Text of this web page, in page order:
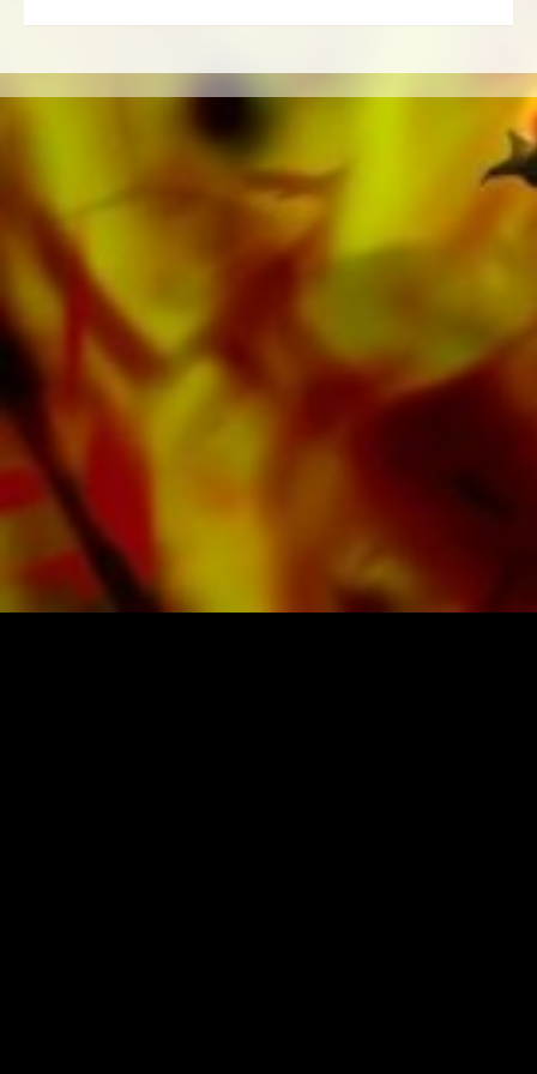
Band, Blasorchester, Jugendblasorchester,
Blechbläserensemble, Holzbläserensemble,
Sinfonieorchester sowie CDs und
Schulmaterial. Auf den Tonträgern von
Obrasso Records wurde ein grosser Teil der
verlagseigenen Literatur von Top Brass Bands
wie der Black Dyke Band, Cory Band,
Brighouse & Rastrick Band oder der
Oberaargauer Brass Band eingespielt.
Sämtliche Tonträger sind auch digital auf den
gängigen Portalen von Apple, Amazon,
Google, Spotify und weiteren Anbietern
weltweit erhältlich.
Alle Noten von Obrasso werden auf
hochwertigem Papier produziert. Das leicht
gelbliche Notenpapier bietet einen guten
Kontrast und schont die Augen bei schwierigen
Lichtverhältnissen. Die Lieferung für
Privatkunden weltweit erfolgt ohne